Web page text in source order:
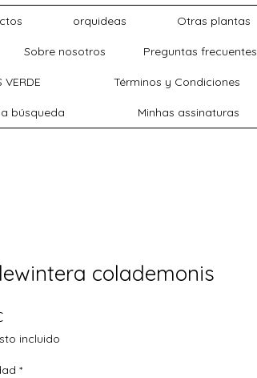
orquideas Otras plantas
Sobre nosotros Preguntas frecuentes
VERDE Términos y Condiciones
búsqueda Minhas assinaturas
colademonis
Precio
incluido
*